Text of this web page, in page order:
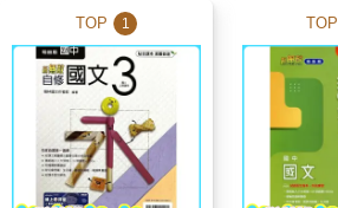
TOP 1 TOP